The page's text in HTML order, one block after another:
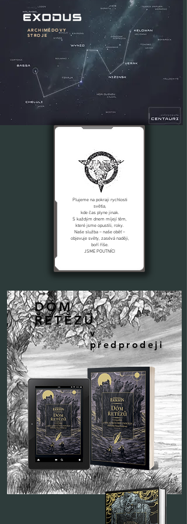
ARCHIMÉDOVY
STROJE
Plujeme na pokraji rychlosti
světla,
kde čas plyne jinak.
S každým dnem míjejí těm,
které jsme opustili, roky.
Naše služba – naše oběť –
objevuje světy, zasévá naději,
boří říše.
JSME POUTNÍCI
DÓM
ŘETĚZŮ
v
předprodeji